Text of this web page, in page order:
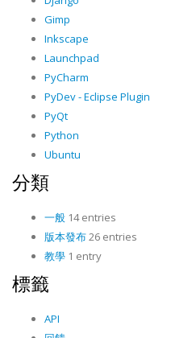
Gimp
Inkscape
Launchpad
PyCharm
PyDev - Eclipse Plugin
PyQt
Python
Ubuntu
分類
一般 14 entries
版本發布26 entries
教學 1 entry
標籤
API